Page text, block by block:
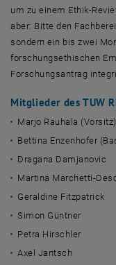
um zu einem Ethik-
aber: Bitte den
sondern ein bis zwei
forschungsethischen
Forschungsantrag
Mitglieder des TUW
Marjo Rauhala (Vorsitz)
Bettina Enzenhofer (
Dragana Damjanovic
Martina Marchetti-
Geraldine Fitzpatrick
Simon Güntner
Petra Hirschler
Axel Jantsch